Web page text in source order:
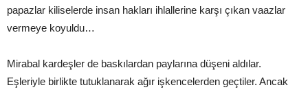
papazlar kiliselerde insan hakları ihlallerine karşı çıkan vaazlar
vermeye koyuldu…
Mirabal kardeşler de baskılardan paylarına düşeni aldılar.
Eşleriyle birlikte tutuklanarak ağır işkencelerden geçtiler. Ancak